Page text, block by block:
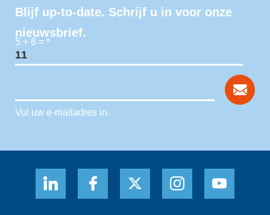
Blijf up-to-date. Schrijf u in voor onze
nieuwsbrief.
5 + 6 = *
Vul uw e-mailadres in.